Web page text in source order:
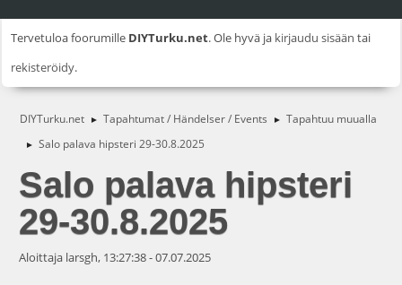
Tervetuloa foorumille DIYTurku.net. Ole hyvä ja kirjaudu sisään tai
rekisteröidy.
DIYTurku.net ► Tapahtumat / Händelser / Events ► Tapahtuu muualla
► Salo palava hipsteri 29-30.8.2025
Salo palava hipsteri
29-30.8.2025
Aloittaja larsgh, 13:27:38 - 07.07.2025